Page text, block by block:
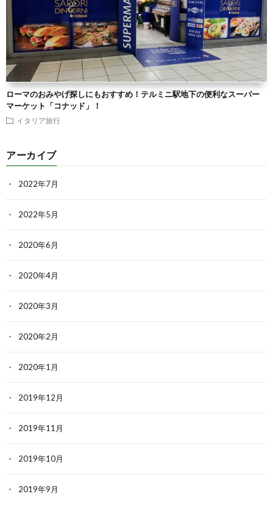
ローマのおみやげ探しにもおすすめ！テルミニ駅地下の便利なスーパー
マーケット「コナッド」！
イタリア旅行
アーカイブ
2022年7月
2022年5月
2020年6月
2020年4月
2020年3月
2020年2月
2020年1月
2019年12月
2019年11月
2019年10月
2019年9月